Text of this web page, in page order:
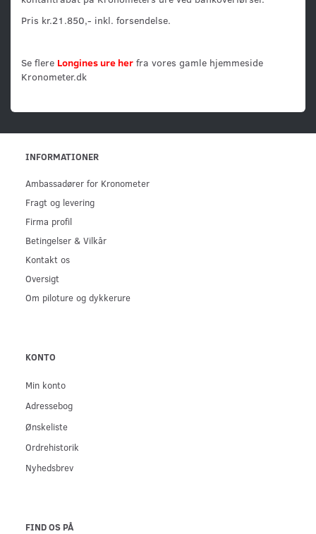
Pris kr.21.850,- inkl. forsendelse.
Se flere Longines ure her fra vores gamle hjemmeside
Kronometer.dk
INFORMATIONER
Ambassadører for Kronometer
Fragt og levering
Firma profil
Betingelser & Vilkår
Kontakt os
Oversigt
Om piloture og dykkerure
KONTO
Min konto
Adressebog
Ønskeliste
Ordrehistorik
Nyhedsbrev
FIND OS PÅ